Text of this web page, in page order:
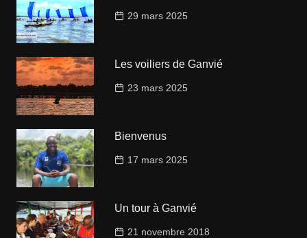
29 mars 2025
Les voiliers de Ganvié
23 mars 2025
Bienvenus
17 mars 2025
Un tour à Ganvié
21 novembre 2018